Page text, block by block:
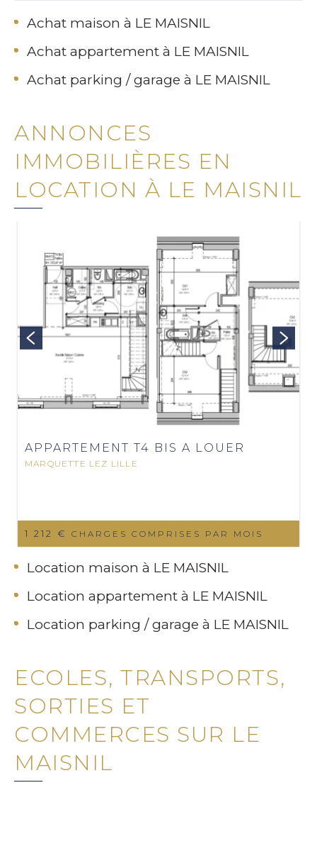
Achat maison à LE MAISNIL
Achat appartement à LE MAISNIL
Achat parking / garage à LE MAISNIL
ANNONCES
IMMOBILIÈRES EN
LOCATION À LE MAISNIL
APPARTEMENT T4 BIS A LOUER
MARQUETTE LEZ LILLE
1 212 € CHARGES COMPRISES PAR MOIS
Location maison à LE MAISNIL
Location appartement à LE MAISNIL
Location parking / garage à LE MAISNIL
ECOLES, TRANSPORTS,
SORTIES ET
COMMERCES SUR LE
MAISNIL